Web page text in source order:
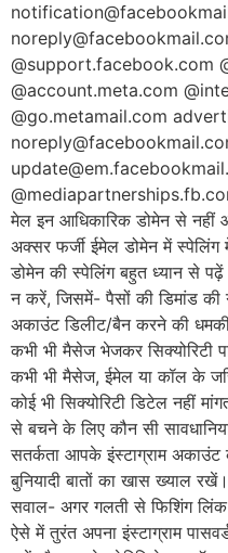
@support.facebook.com
@account.meta.com
@go.metamail.com
मेल इन आधिकारिक डोमेन से नहीं
अक्सर फर्जी ईमेल डोमेन में स्पेलिंग
डोमेन की स्पेलिंग बहुत ध्यान से
न करें, जिसमें- पैसों की डिमांड की
अकाउंट डिलीट/बैन करने की धमकी
कभी भी मैसेज भेजकर सिक्योरिटी
कभी भी मैसेज, ईमेल या कॉल के
कोई भी सिक्योरिटी डिटेल नहीं
से बचने के लिए कौन सी
सतर्कता आपके इंस्टाग्राम
बुनियादी बातों का खास ख्याल
सवाल- अगर गलती से फिशिंग लिंक
ऐसे में तुरंत अपना इंस्टाग्राम